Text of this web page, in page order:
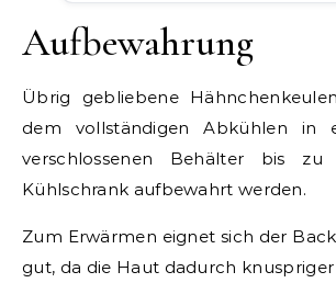
Aufbewahrung
Übrig gebliebene
dem vollständigen Abkühlen in
verschlossenen Behälter bis
Kühlschrank aufbewahrt werden.
Zum Erwärmen eignet sich der
gut, da die Haut dadurch